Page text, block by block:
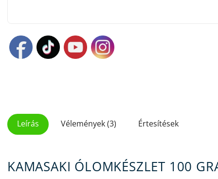
Leírás Vélemények (3) Értesítések
KAMASAKI ÓLOMKÉSZLET 100